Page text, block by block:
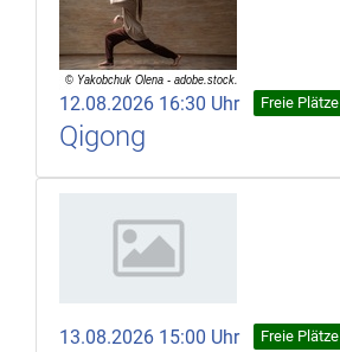
12.08.2026 16:30 Uhr Freie Plätze
Qigong
13.08.2026 15:00 Uhr Freie Plätze